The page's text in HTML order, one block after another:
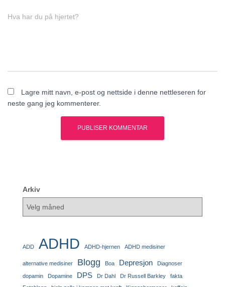
Hva har du på hjertet?
Lagre mitt navn, e-post og nettside i denne nettleseren for
neste gang jeg kommenterer.
Arkiv
ADD ADHD ADHD-hjernen ADHD medisiner
alternative medisiner Blogg Boa Depresjon Diagnoser
dopamin Dopamine DPS Dr Dahl Dr Russell Barkley
fakta